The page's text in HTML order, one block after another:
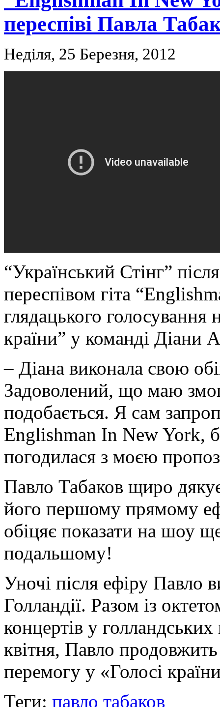
переспіві Павла
Неділя, 25 Березня, 2012
“Український Стінг”
переспівом гіта
глядацького
країни” у команді Діани
– Діана виконала свою
Задоволений, що маю
подобається. Я сам
Englishmаn In New York,
погодилася з моєю
Павло Табаков щиро
його першому прямому
обіцяє показати на шоу
подальшому!
Уночі після ефіру Павло
Голландії. Разом із
концертів у
квітня, Павло
перемогу у «Голосі
Теги: павло табаков